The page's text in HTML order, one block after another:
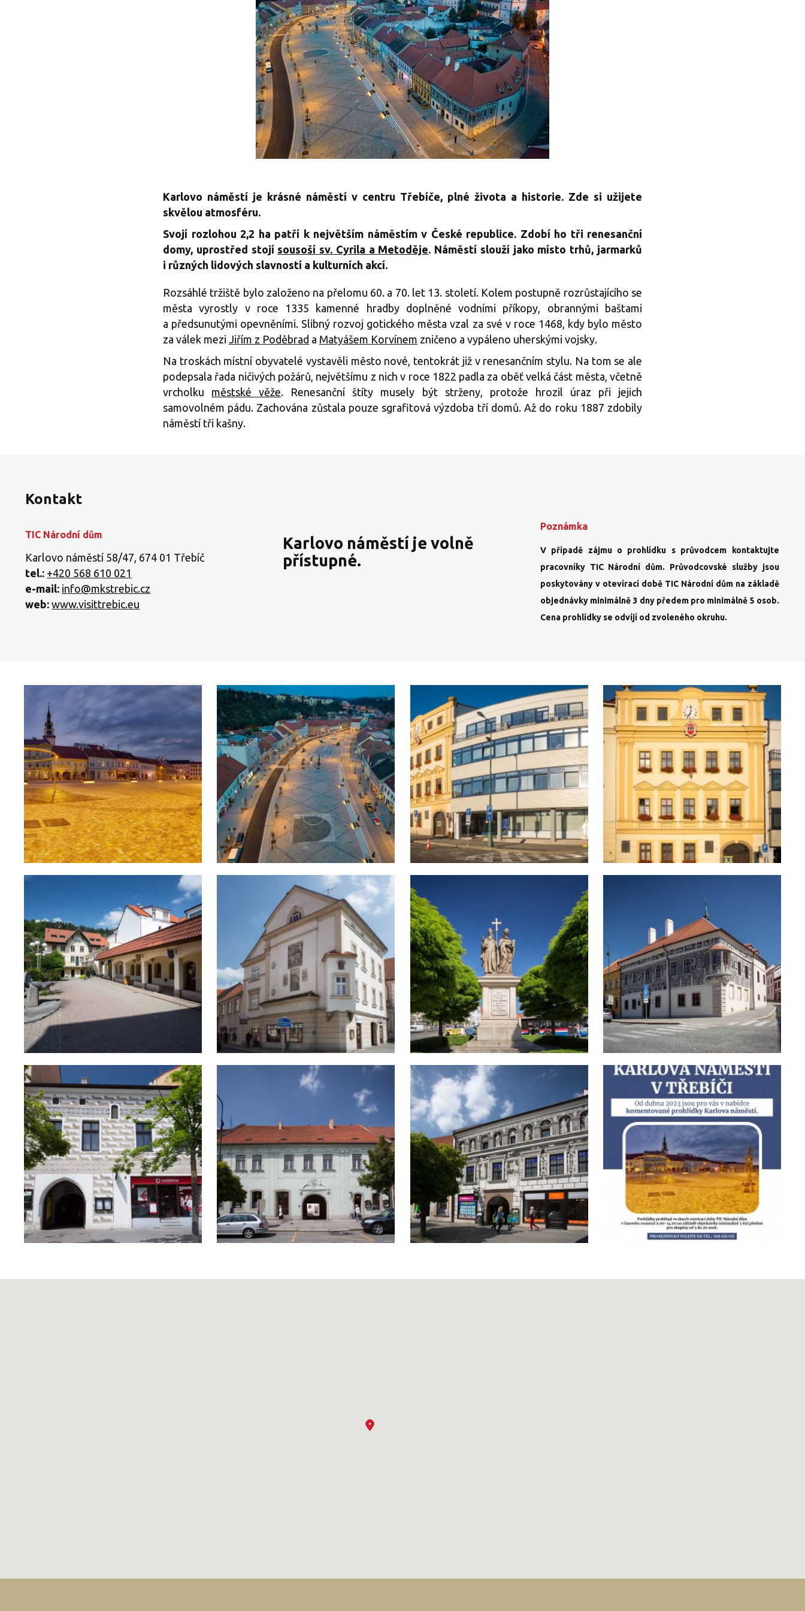
Karlovo náměstí je krásné náměstí v centru Třebíče, plné života a historie. Zde si užijete
skvělou atmosféru.
Svojí rozlohou 2,2 ha patří k největším náměstím v České republice. Zdobí ho tři renesanční
domy, uprostřed stojí sousoší sv. Cyrila a Metoděje. Náměstí slouží jako místo trhů, jarmarků
i různých lidových slavností a kulturních akcí.
Rozsáhlé tržiště bylo založeno na přelomu 60. a 70. let 13. století. Kolem postupně rozrůstajícího se
města vyrostly v roce 1335 kamenné hradby doplněné vodními příkopy, obrannými baštami
a předsunutými opevněními. Slibný rozvoj gotického města vzal za své v roce 1468, kdy bylo město
za válek mezi Jiřím z Poděbrad a Matyášem Korvínem zničeno a vypáleno uherskými vojsky.
Na troskách místní obyvatelé vystavěli město nové, tentokrát již v renesančním stylu. Na tom se ale
podepsala řada ničivých požárů, největšímu z nich v roce 1822 padla za oběť velká část města, včetně
vrcholku městské věže. Renesanční štíty musely být strženy, protože hrozil úraz při jejich
samovolném pádu. Zachována zůstala pouze sgrafitová výzdoba tří domů. Až do roku 1887 zdobily
náměstí tři kašny.
Kontakt
TIC Národní dům
Karlovo náměstí 58/47, 674 01 Třebíč
tel.: +420 568 610 021
e-mail: info@mkstrebic.cz
web:www.visittrebic.eu
Karlovo náměstí je volně
přístupné.
Poznámka
V případě zájmu o prohlídku s průvodcem kontaktujte
pracovníky TIC Národní dům. Průvodcovské služby jsou
poskytovány v otevírací době TIC Národní dům na základě
objednávky minimálně 3 dny předem pro minimálně 5 osob.
Cena prohlídky se odvíjí od zvoleného okruhu.